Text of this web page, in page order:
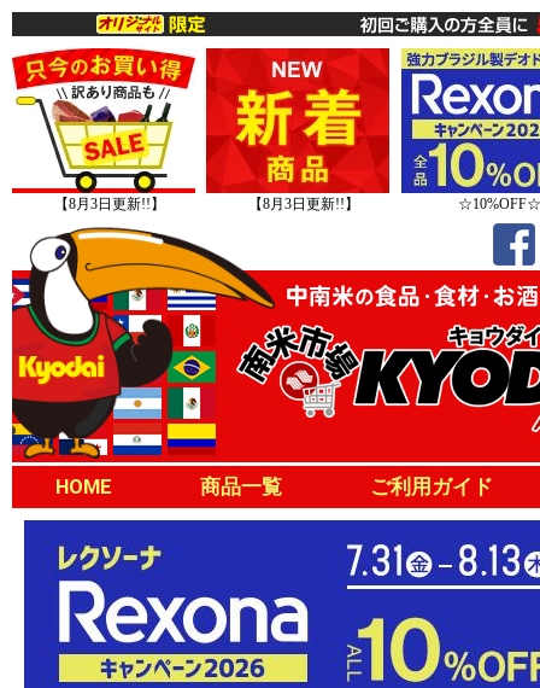
【8月3日更新!!】 【8月3日更新!!】 ☆10%OFF☆
HOME 商品一覧 ご利用ガイド